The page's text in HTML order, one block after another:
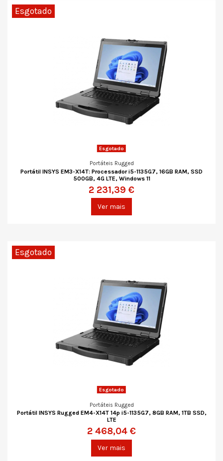
Esgotado
Esgotado
Portáteis Rugged
Portátil INSYS EM3-X14T: Processador i5-1135G7, 16GB RAM, SSD
500GB, 4G LTE, Windows 11
2 231,39 €
Ver mais
Esgotado
Esgotado
Portáteis Rugged
Portátil INSYS Rugged EM4-X14T 14p i5-1135G7, 8GB RAM, 1TB SSD,
LTE
2 468,04 €
Ver mais